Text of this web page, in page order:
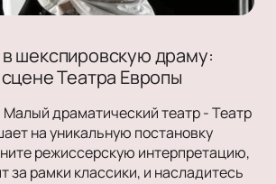
шекспировскую драму:
Театра Европы
драматический театр - Театр
на уникальную постановку
режиссерскую интерпретацию,
за рамки классики, и насладитесь